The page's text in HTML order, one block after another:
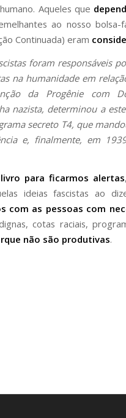
Aqueles que
ao nosso bolsa-
Continuada) eram
foram responsáveis
na humanidade em
da Progênie com
nazista, determinou a
secreto T4, que
e, finalmente, em
para ficarmos alertas
ideias fascistas ao
com as pessoas com
cotas raciais,
não são produtivas.